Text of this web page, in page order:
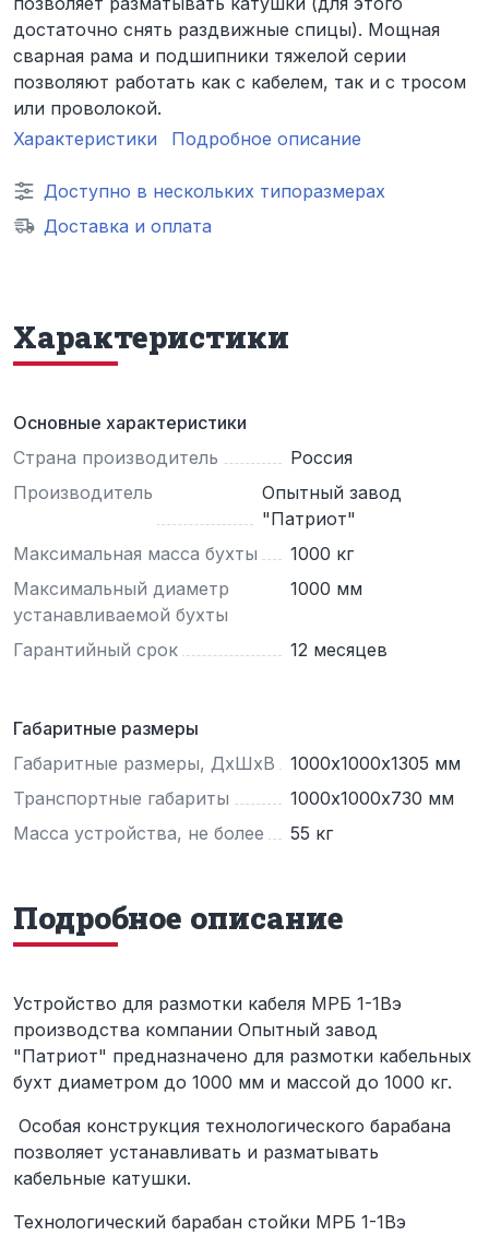
достаточно снять раздвижные спицы). Мощная
сварная рама и подшипники тяжелой серии
позволяют работать как с кабелем, так и с тросом
или проволокой.
Характеристики
Подробное описание
Доступно в нескольких типоразмерах
Доставка и оплата
Характеристики
Основные характеристики
Страна производитель
Россия
Производитель
Опытный завод
"Патриот"
Максимальная масса бухты
1000 кг
Максимальный диаметр
устанавливаемой бухты
1000 мм
Гарантийный срок 12 месяцев
Габаритные размеры
Габаритные размеры, ДхШхВ
1000х1000х1305 мм
Транспортные габариты
1000х1000х730 мм
Масса устройства, не более
55 кг
Подробное описание
Устройство для размотки кабеля МРБ 1-1Вэ
производства компании Опытный завод
"Патриот" предназначено для размотки кабельных
бухт диаметром до 1000 мм и массой до 1000 кг.
Особая конструкция технологического барабана
позволяет устанавливать и разматывать
кабельные катушки.
Технологический барабан стойки МРБ 1-1Вэ